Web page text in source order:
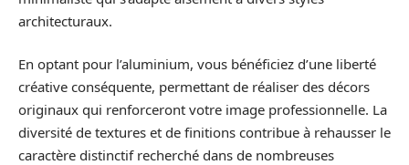
architecturaux.
En optant pour l’aluminium, vous bénéficiez d’une liberté
créative conséquente, permettant de réaliser des décors
originaux qui renforceront votre image professionnelle. La
diversité de textures et de finitions contribue à rehausser le
caractère distinctif recherché dans de nombreuses